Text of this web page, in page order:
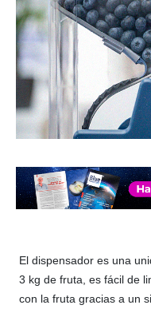
El dispensador es una
3 kg de fruta, es fácil de
con la fruta gracias a un